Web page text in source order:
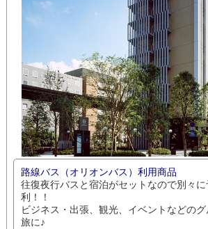
路線バス（オリオンバス）利用商品
往復夜行バスと宿泊がセットなので別々
利！！
ビジネス・出張、観光、イベントなどの
旅に♪